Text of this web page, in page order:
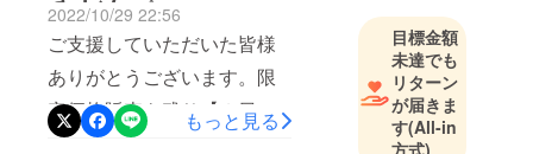
2022/10/29 22:56
ご支援していただいた皆様
ありがとうございます。限
定価格販売も残り【２日】
になりました！限定販売も
もっと見る
それから自
分の中で変
化が起き海
外の展示会
目標金額
未達でも
リターン
が届きま
す(All-in